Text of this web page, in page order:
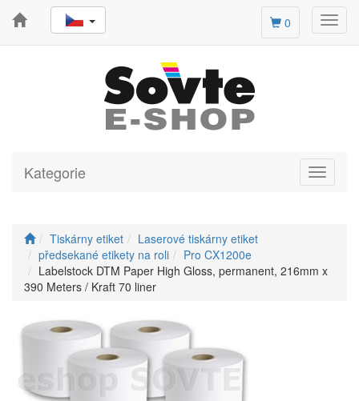
0
Toggle
Kategorie
Tiskárny etiket
Laserové tiskárny etiket
předsekané etikety na roli
Pro CX1200e
Labelstock DTM Paper High Gloss, permanent, 216mm x
390 Meters / Kraft 70 liner